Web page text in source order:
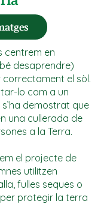
centrem en
desaprendre)
correctament el sòl.
lo com a un
s’ha demostrat que
una cullerada de
a la Terra.
el projecte de
utilitzen
fulles seques o
protegir la terra